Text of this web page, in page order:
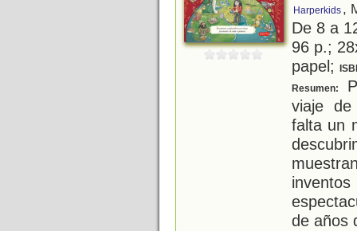
Harperkids ,
De 8 a
96 p.;
papel;
Resumen:
viaje de
falta un
de años